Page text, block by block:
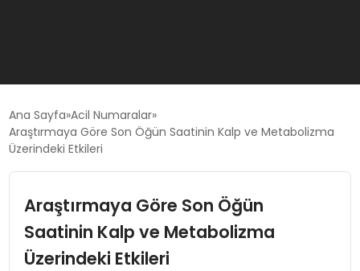
GÜNCEL
OYUN HABERLERI
EKONOMI
EĞITIM
Ana Sayfa Acil Numaralar
Araştırmaya Göre Son Öğün Saatinin Kalp ve Metabolizma
Üzerindeki Etkileri
Araştırmaya Göre Son Öğün
Saatinin Kalp ve Metabolizma
Üzerindeki Etkileri